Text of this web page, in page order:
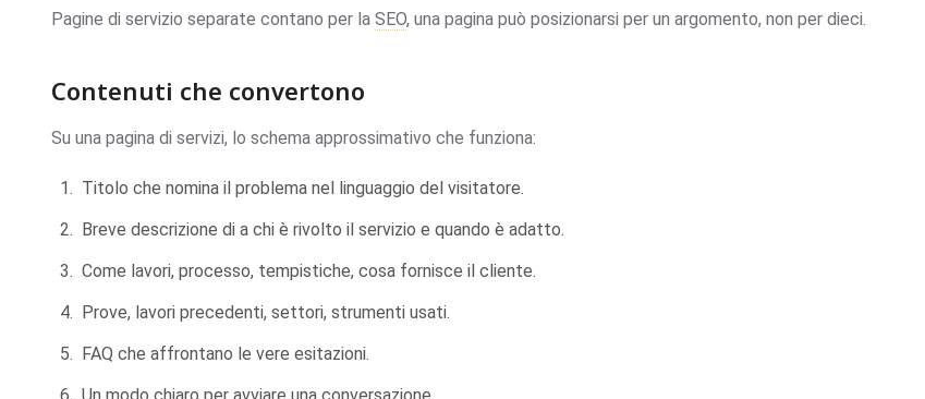
Pagine di servizio separate contano per laSEO, una pagina può posizionarsi per un argomento, non per dieci.
Contenuti che convertono
Su una pagina di servizi, lo schema approssimativo che funziona:
Titolo che nomina il problema nel linguaggio del visitatore.
Breve descrizione di a chi è rivolto il servizio e quando è adatto.
Come lavori, processo, tempistiche, cosa fornisce il cliente.
Prove, lavori precedenti, settori, strumenti usati.
FAQ che affrontano le vere esitazioni.
Un modo chiaro per avviare una conversazione.